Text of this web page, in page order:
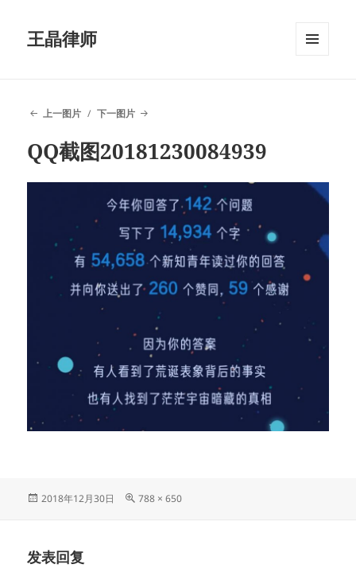
王晶律师
上一图片 下一图片
QQ截图20181230084939
发
2018年12月30日
原
788 × 650
发表回复